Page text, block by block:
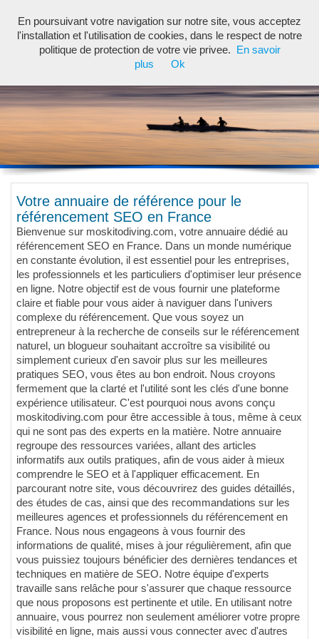
Votre annuaire de référence pour le
référencement SEO en France
Bienvenue sur moskitodiving.com, votre annuaire dédié au
référencement SEO en France. Dans un monde numérique
en constante évolution, il est essentiel pour les entreprises,
les professionnels et les particuliers d'optimiser leur présence
en ligne. Notre objectif est de vous fournir une plateforme
claire et fiable pour vous aider à naviguer dans l'univers
complexe du référencement. Que vous soyez un
entrepreneur à la recherche de conseils sur le référencement
naturel, un blogueur souhaitant accroître sa visibilité ou
simplement curieux d'en savoir plus sur les meilleures
pratiques SEO, vous êtes au bon endroit. Nous croyons
fermement que la clarté et l'utilité sont les clés d'une bonne
expérience utilisateur. C'est pourquoi nous avons conçu
moskitodiving.com pour être accessible à tous, même à ceux
qui ne sont pas des experts en la matière. Notre annuaire
regroupe des ressources variées, allant des articles
informatifs aux outils pratiques, afin de vous aider à mieux
comprendre le SEO et à l'appliquer efficacement. En
parcourant notre site, vous découvrirez des guides détaillés,
des études de cas, ainsi que des recommandations sur les
meilleures agences et professionnels du référencement en
France. Nous nous engageons à vous fournir des
informations de qualité, mises à jour régulièrement, afin que
vous puissiez toujours bénéficier des dernières tendances et
techniques en matière de SEO. Notre équipe d'experts
travaille sans relâche pour s'assurer que chaque ressource
que nous proposons est pertinente et utile. En utilisant notre
annuaire, vous pourrez non seulement améliorer votre propre
visibilité en ligne, mais aussi vous connecter avec d'autres
En poursuivant votre navigation sur notre site, vous acceptez
l'installation et l'utilisation de cookies, dans le respect de notre
politique de protection de votre vie privee.
En savoir
plus
Ok